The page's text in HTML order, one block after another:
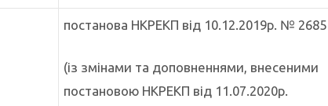
постанова НКРЕКП від 10.12.2019р. № 2685
(із змінами та доповненнями, внесеними
постановою НКРЕКП від 11.07.2020р.